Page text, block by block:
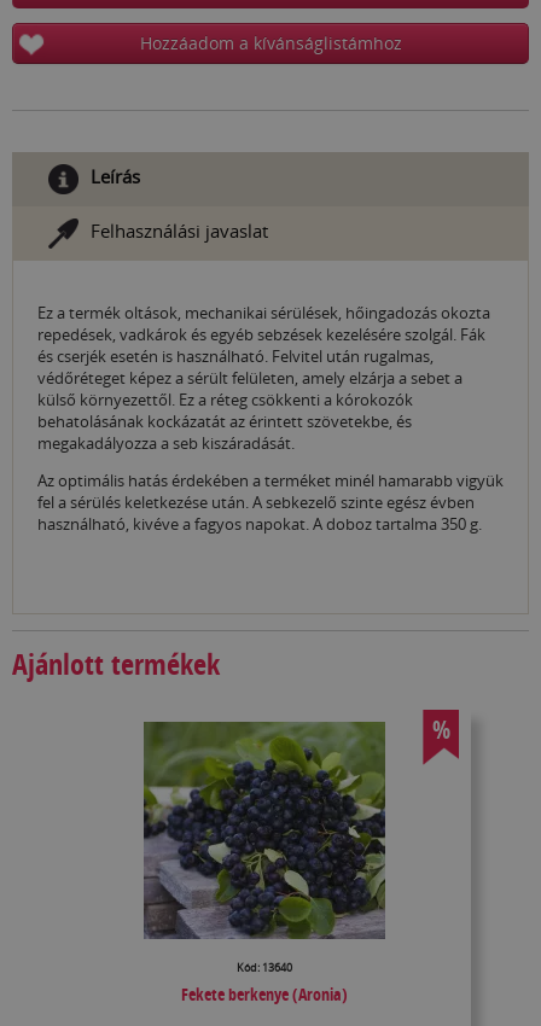
Hozzáadom a kívánságlistámhoz
Leírás
Felhasználási javaslat
Ez a termék oltások, mechanikai sérülések, hőingadozás okozta
repedések, vadkárok és egyéb sebzések kezelésére szolgál. Fák
és cserjék esetén is használható. Felvitel után rugalmas,
védőréteget képez a sérült felületen, amely elzárja a sebet a
külső környezettől. Ez a réteg csökkenti a kórokozók
behatolásának kockázatát az érintett szövetekbe, és
megakadályozza a seb kiszáradását.
Az optimális hatás érdekében a terméket minél hamarabb vigyük
fel a sérülés keletkezése után. A sebkezelő szinte egész évben
használható, kivéve a fagyos napokat. A doboz tartalma 350 g.
Ajánlott termékek
%
Kód: 13640
Fekete berkenye (Aronia)